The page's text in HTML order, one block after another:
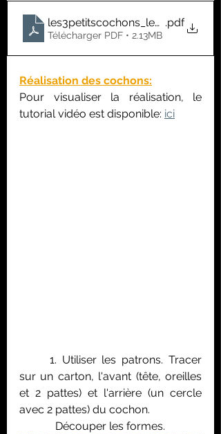
.pdf
Télécharger PDF • 2.13MB
Réalisation des cochons:
Pour visualiser la réalisation, le
tutorial vidéo est disponible: ici
sur un carton, l'avant (tête, oreilles
et 2 pattes) et l'arrière (un cercle
avec 2 pattes) du cochon.
	   Découper les formes.